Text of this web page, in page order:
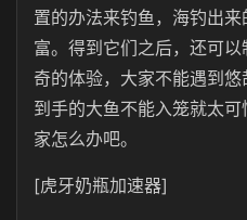
置的办法来钓鱼，海钓出
富。得到它们之后，还可
奇的体验，大家不能遇到
到手的大鱼不能入笼就太
家怎么办吧。
[虎牙奶瓶加速器]